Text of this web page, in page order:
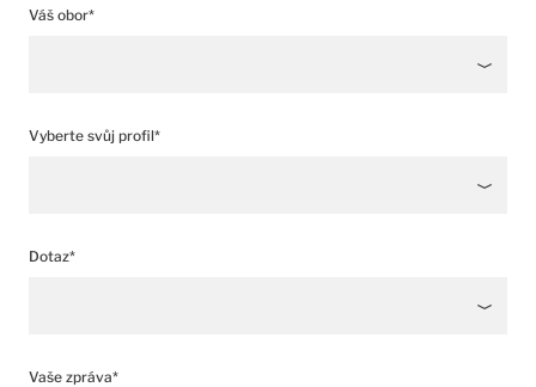
Váš obor*
Vyberte svůj profil*
Dotaz*
Vaše zpráva*